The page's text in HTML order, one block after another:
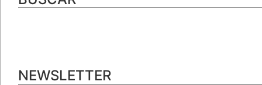
NEWSLETTER